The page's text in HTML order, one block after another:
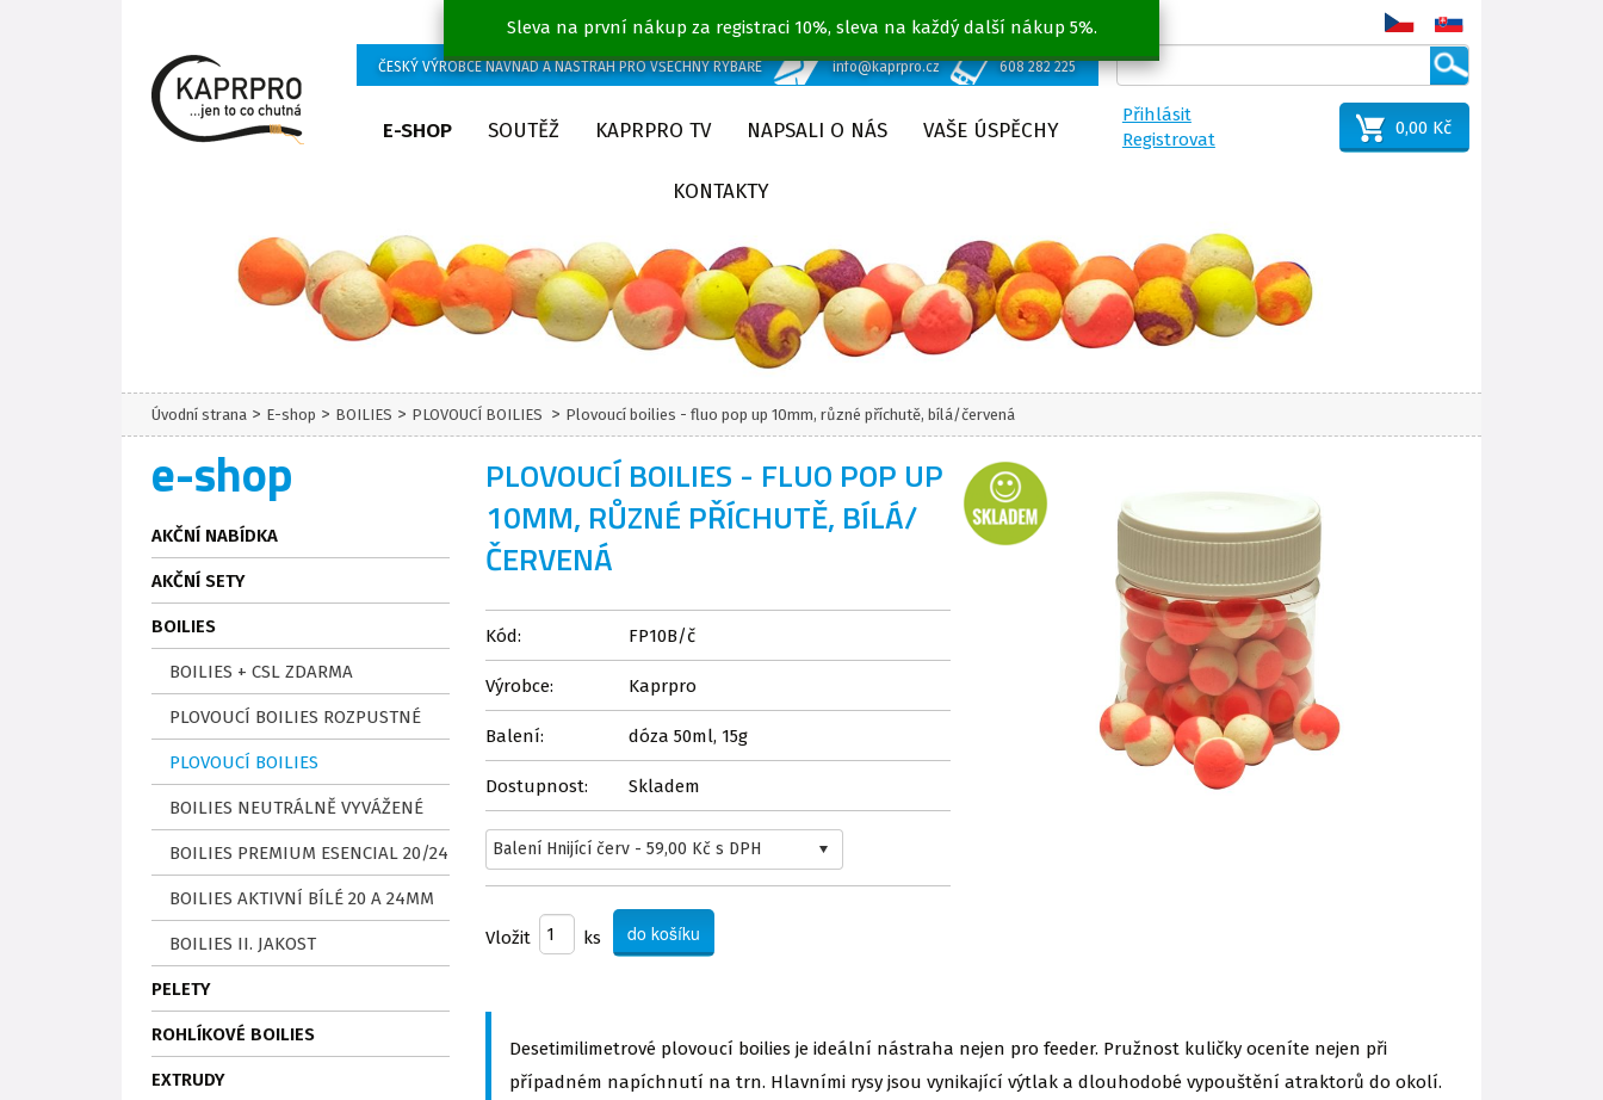
Sleva na první nákup za registraci 10%, sleva na každý další nákup 5%.
ČESKÝ VÝROBCE NÁVNAD A NÁSTRAH PRO VŠECHNY RYBÁŘE info@kaprpro.cz 608 282 225
E-SHOP SOUTĚŽ KAPRPRO TV NAPSALI O NÁS VAŠE ÚSPĚCHY
KONTAKTY
Přihlásit
Registrovat
0,00 Kč
Úvodní strana > E-shop > BOILIES > PLOVOUCÍ BOILIES > Plovoucí boilies - fluo pop up 10mm, různé příchutě, bílá/červená
e-shop
AKČNÍ NABÍDKA
AKČNÍ SETY
BOILIES
BOILIES + CSL ZDARMA
PLOVOUCÍ BOILIES ROZPUSTNÉ
PLOVOUCÍ BOILIES
BOILIES NEUTRÁLNĚ VYVÁŽENÉ
BOILIES PREMIUM ESENCIAL 20/24
BOILIES AKTIVNÍ BÍLÉ 20 A 24MM
BOILIES II. JAKOST
PELETY
ROHLÍKOVÉ BOILIES
EXTRUDY
PLOVOUCÍ BOILIES - FLUO POP UP
10MM, RŮZNÉ PŘÍCHUTĚ, BÍLÁ/
ČERVENÁ
Kód: FP10B/č
Výrobce: Kaprpro
Balení: dóza 50ml, 15g
Dostupnost: Skladem
Vložit ks
Desetimilimetrové plovoucí boilies je ideální nástraha nejen pro feeder. Pružnost kuličky oceníte nejen při
případném napíchnutí na trn. Hlavními rysy jsou vynikající výtlak a dlouhodobé vypouštění atraktorů do okolí.